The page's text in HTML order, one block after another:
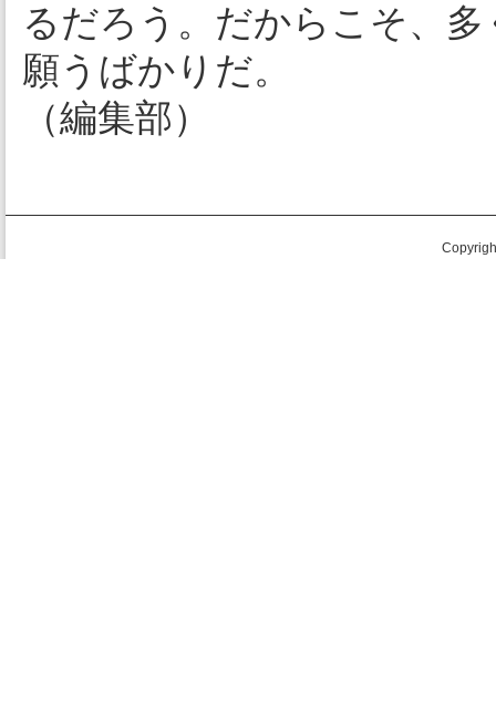
るだろう。だからこそ、
願うばかりだ。
（編集部）